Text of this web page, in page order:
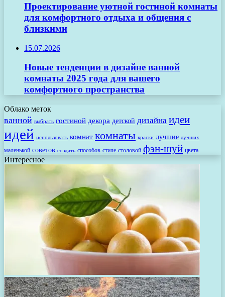
Проектирование уютной гостиной комнаты
для комфортного отдыха и общения с
близкими
15.07.2026
Новые тенденции в дизайне ванной
комнаты 2025 года для вашего
комфортного пространства
Облако меток
ванной выбрать гостиной декора детской дизайна идеи
идей использовать комнат комнаты краски лучшие лучших
маленькой советов создать способов стиле столовой фэн-шуй цвета
Интересное